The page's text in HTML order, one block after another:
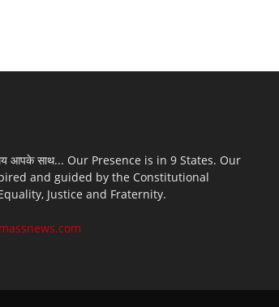
आपके साथ... Our Presence is in 9 States. Our
and guided by the Constitutional
Justice and Fraternity.